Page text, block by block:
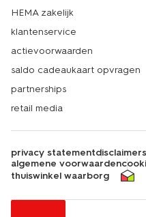
HEMA zakelijk
klantenservice
actievoorwaarden
saldo cadeaukaart opvragen
partnerships
retail media
privacy statementdisclaimer
algemene voorwaarden
thuiswinkel waarborg